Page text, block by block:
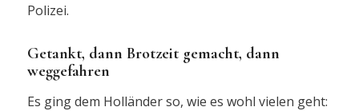
Polizei.
Getankt, dann Brotzeit gemacht, dann
weggefahren
Es ging dem Holländer so, wie es wohl vielen geht: